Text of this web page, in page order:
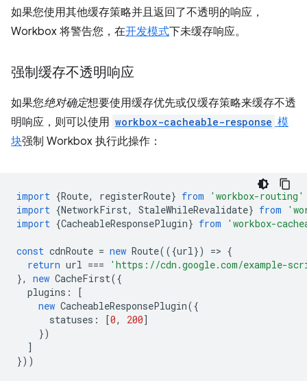
如果您使用其他缓存策略并且返回了不透明的响应，
Workbox 将警告您，在开发模式下未缓存响应。
强制缓存不透明响应
如果您绝对确定想要使用缓存优先或仅缓存策略来缓存不透
明响应，则可以使用 workbox-cacheable-response 模
块强制 Workbox 执行此操作：
import {Route, registerRoute} from 'workbox-routing'
import {NetworkFirst, StaleWhileRevalidate} from
import {CacheableResponsePlugin} from 'workbox-
const cdnRoute = new Route(({url}) => {
return url ===
'https://cdn.google.com/example-
},
new CacheFirst({
plugins :
[
new CacheableResponsePlugin({
statuses : [0, 200]
})
]
}))